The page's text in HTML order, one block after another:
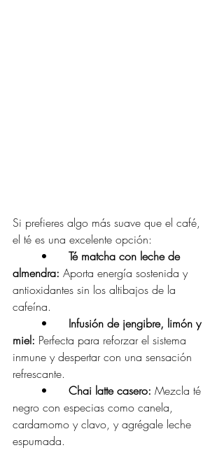
Si prefieres algo más suave que el café,
el té es una excelente opción:
Té matcha con leche de
almendra: Aporta energía sostenida y
antioxidantes sin los altibajos de la
cafeína.
Infusión de jengibre, limón y
miel: Perfecta para reforzar el sistema
inmune y despertar con una sensación
refrescante.
Chai latte casero: Mezcla té
negro con especias como canela,
cardamomo y clavo, y agrégale leche
espumada.